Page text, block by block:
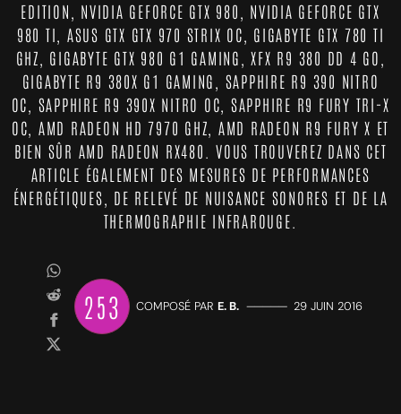
EDITION, NVIDIA GEFORCE GTX 980, NVIDIA GEFORCE GTX
980 TI, ASUS GTX GTX 970 STRIX OC, GIGABYTE GTX 780 TI
GHZ, GIGABYTE GTX 980 G1 GAMING, XFX R9 380 DD 4 GO,
GIGABYTE R9 380X G1 GAMING, SAPPHIRE R9 390 NITRO
OC, SAPPHIRE R9 390X NITRO OC, SAPPHIRE R9 FURY TRI-X
OC, AMD RADEON HD 7970 GHZ, AMD RADEON R9 FURY X ET
BIEN SÛR AMD RADEON RX480. VOUS TROUVEREZ DANS CET
ARTICLE ÉGALEMENT DES MESURES DE PERFORMANCES
ÉNERGÉTIQUES, DE RELEVÉ DE NUISANCE SONORES ET DE LA
THERMOGRAPHIE INFRAROUGE.
253 COMPOSÉ PAR E. B. ————— 29 JUIN 2016